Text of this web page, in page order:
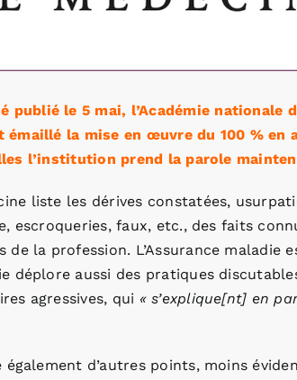
publié le 5 mai, l’Académie nationale
la mise en œuvre du 100 % en
l’institution prend la parole
liste les dérives constatées,
escroqueries, faux, etc., des faits
de la profession. L’Assurance maladie
déplore aussi des pratiques
agressives, qui « s’explique[nt] en
également d’autres points, moins